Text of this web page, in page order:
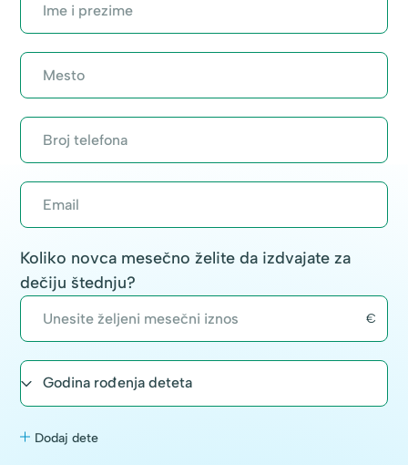
Koliko novca mesečno želite da izdvajate za
dečiju štednju?
Dodaj dete